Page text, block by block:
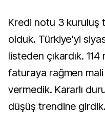
Kredi notu 3 kuruluş
olduk. Türkiye'yi
listeden çıkardık.
faturaya rağmen
vermedik. Kararlı
düşüş trendine